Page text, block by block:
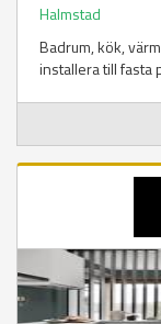
Halmstad
Badrum, kök,
installera till fasta